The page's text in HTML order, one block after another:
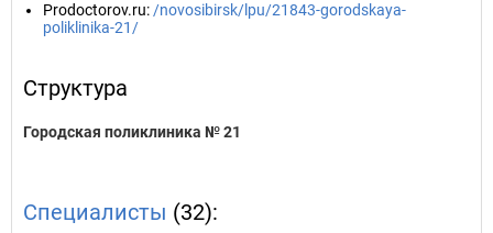
Prodoctorov.ru: /novosibirsk/lpu/21843-gorodskaya-
poliklinika-21/
Структура
Городская поликлиника № 21
Специалисты (32):